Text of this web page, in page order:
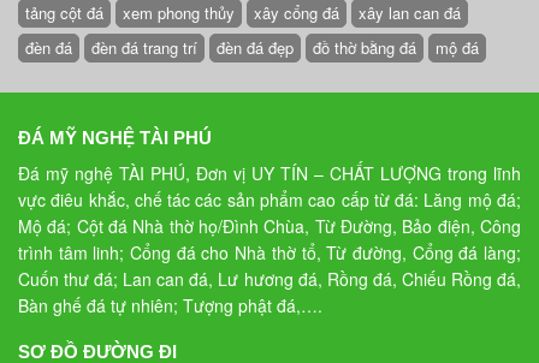
tảng cột đá
xem phong thủy xây cổng đá
xây lan can đá
đèn đá
đèn đá trang trí đèn đá đẹp đồ thờ bằng đá mộ đá
ĐÁ MỸ NGHỆ TÀI PHÚ
Đá mỹ nghệ TÀI PHÚ, Đơn vị UY TÍN – CHẤT LƯỢNG trong lĩnh
vực điêu khắc, chế tác các sản phẩm cao cấp từ đá: Lăng mộ đá;
Mộ đá; Cột đá Nhà thờ họ/Đình Chùa, Từ Đường, Bảo điện, Công
trình tâm linh; Cổng đá cho Nhà thờ tổ, Từ đường, Cổng đá làng;
Cuốn thư đá; Lan can đá, Lư hương đá, Rồng đá, Chiếu Rồng đá,
Bàn ghế đá tự nhiên; Tượng phật đá,….
SƠ ĐỒ ĐƯỜNG ĐI